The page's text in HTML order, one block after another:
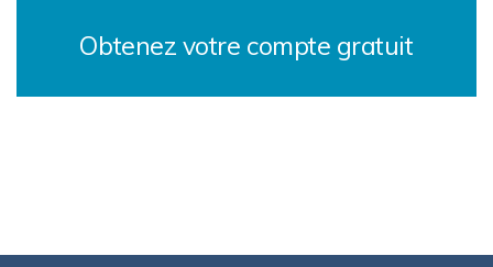
Obtenez votre compte gratuit